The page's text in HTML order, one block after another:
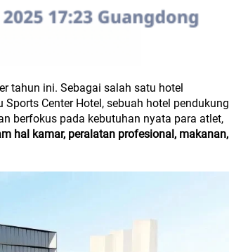
tahun ini. Sebagai salah satu hotel
Center Hotel, sebuah hotel pendukung
berfokus pada kebutuhan nyata para atlet,
hal kamar, peralatan profesional, makanan,